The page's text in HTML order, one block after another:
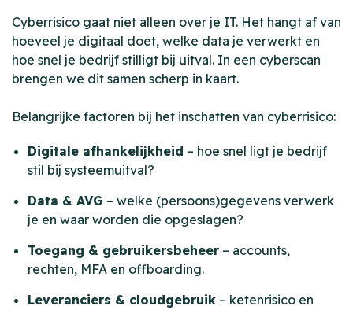
Cyberrisico gaat niet alleen over je IT. Het hangt af van
hoeveel je digitaal doet, welke data je verwerkt en
hoe snel je bedrijf stilligt bij uitval. In een cyberscan
brengen we dit samen scherp in kaart.
Belangrijke factoren bij het inschatten van cyberrisico:
Digitale afhankelijkheid – hoe snel ligt je bedrijf
stil bij systeemuitval?
Data & AVG – welke (persoons)gegevens verwerk
je en waar worden die opgeslagen?
Toegang & gebruikersbeheer – accounts,
rechten, MFA en offboarding.
Leveranciers & cloudgebruik – ketenrisico en